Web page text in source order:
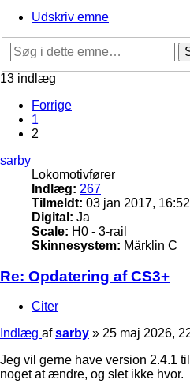
Udskriv emne
13 indlæg
Forrige
1
2
sarby
Lokomotivfører
Indlæg: 267
Tilmeldt: 03 jan 2017, 16:52
Digital: Ja
Scale: H0 - 3-rail
Skinnesystem: Märklin C
Re: Opdatering af CS3+
Citer
Indlæg afsarby » 25 maj 2026,
Jeg vil gerne have version 2.4.1
noget at ændre, og slet ikke hvor.